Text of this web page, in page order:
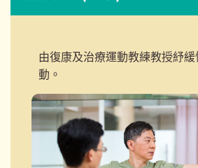
由復康及治療運動教練教授紓
動。